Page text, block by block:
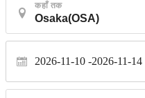
कहाँ तक
2026-11-10 2026-11-14